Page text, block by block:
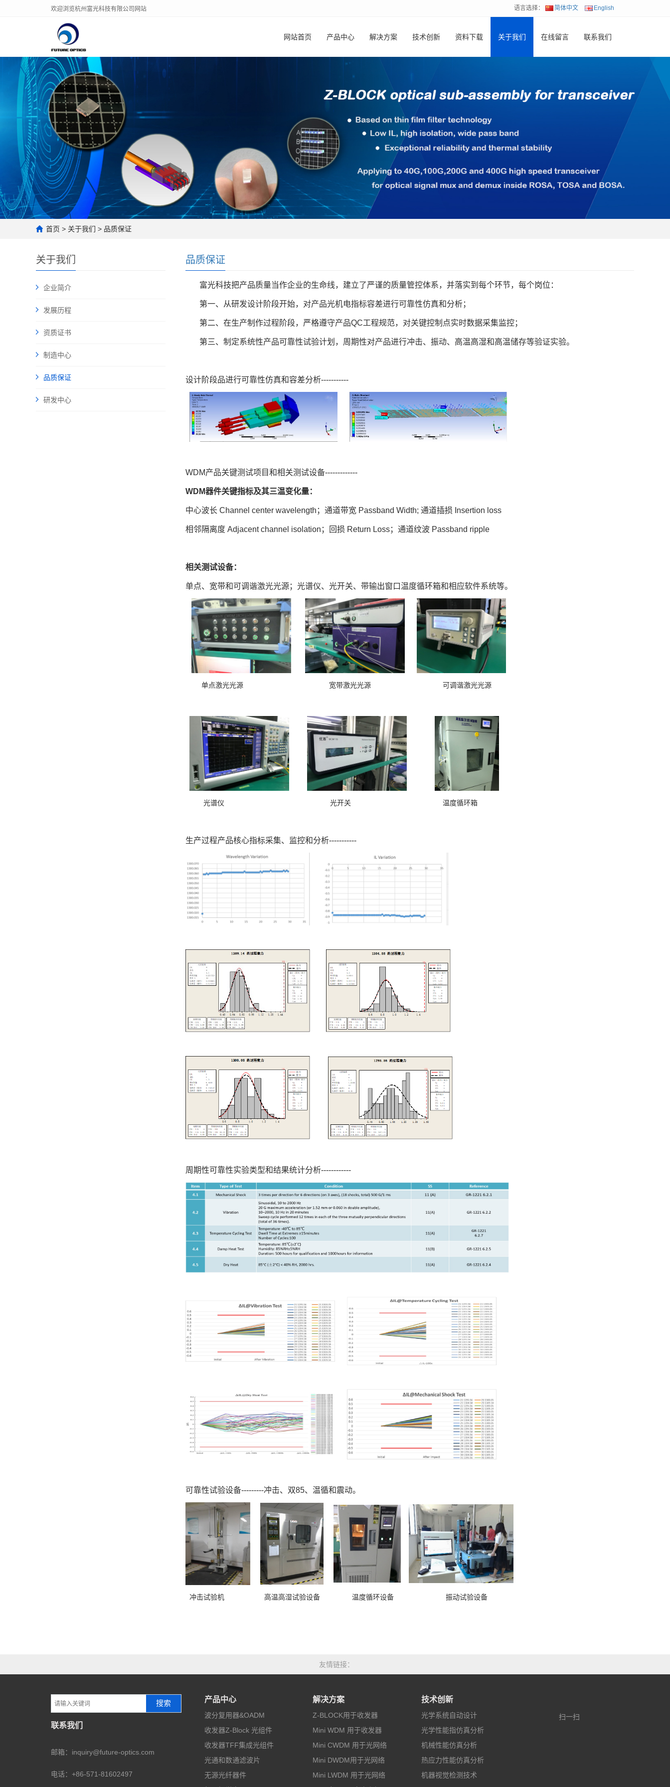
欢迎浏览杭州富光科技有限公司网站 语言选择： 简体中文 English
网站首页 产品中心 解决方案 技术创新 资料下载 关于我们 在线留言 联系我们
首页 > 关于我们 > 品质保证
关于我们
企业简介
发展历程
资质证书
制造中心
品质保证
研发中心
品质保证
富光科技把产品质量当作企业的生命线，建立了严谨的质量管控体系，并落实到每个环节，每个岗位：
第一、从研发设计阶段开始，对产品光机电指标容差进行可靠性仿真和分析；
第二、在生产制作过程阶段，严格遵守产品QC工程规范，对关键控制点实时数据采集监控；
第三、制定系统性产品可靠性试验计划，周期性对产品进行冲击、振动、高温高湿和高温储存等验证实验。
设计阶段品进行可靠性仿真和容差分析-----------
WDM产品关键测试项目和相关测试设备-------------
WDM器件关键指标及其三温变化量：
中心波长 Channel center wavelength；通道带宽 Passband Width; 通道插损 Insertion loss
相邻隔离度 Adjacent channel isolation；回损 Return Loss；通道纹波 Passband ripple
相关测试设备：
单点、宽带和可调谐激光光源；光谱仪、光开关、带输出窗口温度循环箱和相应软件系统等。
单点激光光源 宽带激光光源 可调谐激光光源
光谱仪 光开关 温度循环箱
生产过程产品核心指标采集、监控和分析-----------
周期性可靠性实验类型和结果统计分析------------
可靠性试验设备---------冲击、双85、温循和震动。
冲击试验机 高温高湿试验设备 温度循环设备 振动试验设备
友情链接
搜索
联系我们
邮箱：inquiry@future-optics.com
电话：+86-571-81602497
产品中心
波分复用器&OADM
收发器Z-Block 光组件
收发器TFF集成光组件
光通和数通滤波片
无源光纤器件
解决方案
Z-BLOCK用于收发器
Mini WDM 用于收发器
Mini CWDM 用于光网络
Mini DWDM用于光网络
Mini LWDM 用于光网络
技术创新
光学系统自动设计
光学性能指仿真分析
机械性能仿真分析
热应力性能仿真分析
机器视觉检测技术
扫一扫